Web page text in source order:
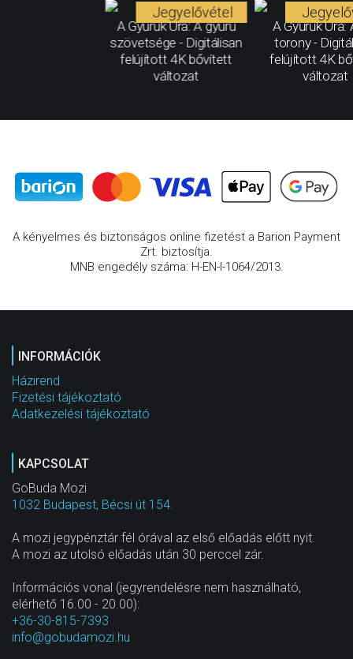
A Gyűrűk Ura: A gyűrű
szövetsége - Digitálisan
felújított 4K bővített
változat
Jegyelővétel
A Gyűrűk Ura:
torony -
felújított 4K
változat
A kényelmes és biztonságos online fizetést a Barion Payment
Zrt. biztosítja.
MNB engedély száma: H-EN-I-1064/2013.
INFORMÁCIÓK
Házirend
Fizetési tájékoztató
Adatkezelési tájékoztató
KAPCSOLAT
GoBuda Mozi
1032 Budapest, Bécsi út 154.
A mozi jegypénztár fél órával az első előadás előtt nyit.
A mozi az utolsó előadás után 30 perccel zár.
Információs vonal (jegyrendelésre nem használható,
elérhető 16.00 - 20.00):
+36-30-815-7393
info@gobudamozi.hu